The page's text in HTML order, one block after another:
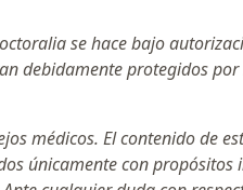
se hace bajo
debidamente protegidos
médicos. El contenido de
únicamente con